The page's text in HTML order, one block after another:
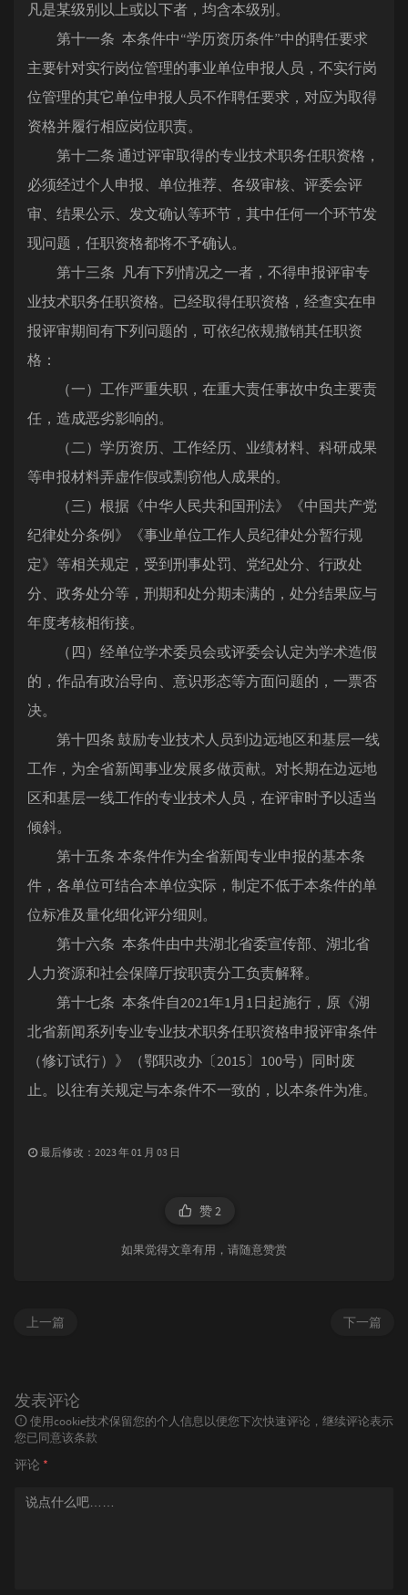
凡是某级别以上或以下者，均含本级别。
第十一条 本条件中“学历资历条件”中的聘任要求
主要针对实行岗位管理的事业单位申报人员，不实行岗
位管理的其它单位申报人员不作聘任要求，对应为取得
资格并履行相应岗位职责。
第十二条 通过评审取得的专业技术职务任职资格，
必须经过个人申报、单位推荐、各级审核、评委会评
审、结果公示、发文确认等环节，其中任何一个环节发
现问题，任职资格都将不予确认。
第十三条 凡有下列情况之一者，不得申报评审专
业技术职务任职资格。已经取得任职资格，经查实在申
报评审期间有下列问题的，可依纪依规撤销其任职资
格：
（一）工作严重失职，在重大责任事故中负主要责
任，造成恶劣影响的。
（二）学历资历、工作经历、业绩材料、科研成果
等申报材料弄虚作假或剽窃他人成果的。
（三）根据《中华人民共和国刑法》《中国共产党
纪律处分条例》《事业单位工作人员纪律处分暂行规
定》等相关规定，受到刑事处罚、党纪处分、行政处
分、政务处分等，刑期和处分期未满的，处分结果应与
年度考核相衔接。
（四）经单位学术委员会或评委会认定为学术造假
的，作品有政治导向、意识形态等方面问题的，一票否
决。
第十四条 鼓励专业技术人员到边远地区和基层一线
工作，为全省新闻事业发展多做贡献。对长期在边远地
区和基层一线工作的专业技术人员，在评审时予以适当
倾斜。
第十五条 本条件作为全省新闻专业申报的基本条
件，各单位可结合本单位实际，制定不低于本条件的单
位标准及量化细化评分细则。
第十六条 本条件由中共湖北省委宣传部、湖北省
人力资源和社会保障厅按职责分工负责解释。
第十七条 本条件自2021年1月1日起施行，原《湖
北省新闻系列专业专业技术职务任职资格申报评审条件
（修订试行）》（鄂职改办〔2015〕100号）同时废
止。以往有关规定与本条件不一致的，以本条件为准。
最后修改：2023 年 01 月 03 日
赞2
如果觉得文章有用，请随意赞赏
下一篇
上一篇
发表评论
使用cookie技术保留您的个人信息以便您下次快速评论，继续评论表示
您已同意该条款
评论 *